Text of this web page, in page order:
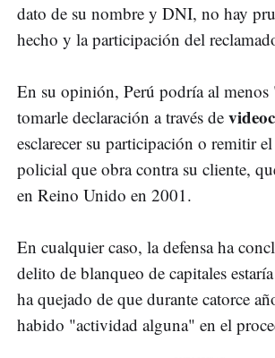
dato de su nombre y DNI, no hay
hecho y la participación del
En su opinión, Perú podría al menos
tomarle declaración a través de
esclarecer su participación o remitir
policial que obra contra su cliente,
en Reino Unido en 2001.
En cualquier caso, la defensa ha
delito de blanqueo de capitales estaría
ha quejado de que durante catorce
habido "actividad alguna" en el